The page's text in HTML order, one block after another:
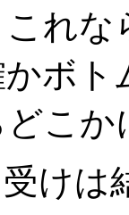
れな
かボ
こか
けは